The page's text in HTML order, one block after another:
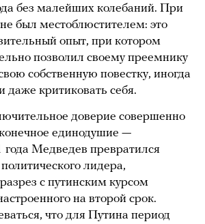
без малейших колебаний. При
был местоблюстителем: это
опыт, при котором
позволил своему преемнику
собственную повестку, иногда
даже критиковать себя.
доверие совершенно
единодушие —
года Медведев превратился
лидера,
с путинским курсом
на второй срок.
что для Путина период